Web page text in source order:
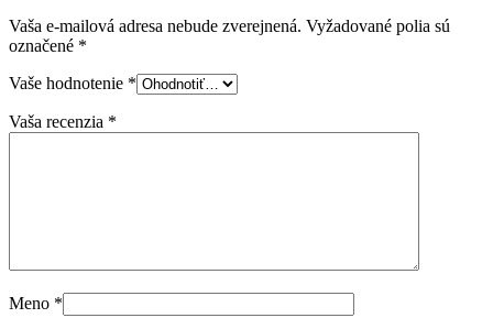
Vaša e-mailová adresa nebude zverejnená. Vyžadované polia sú
označené *
Vaše hodnotenie *
Vaša recenzia *
Meno *